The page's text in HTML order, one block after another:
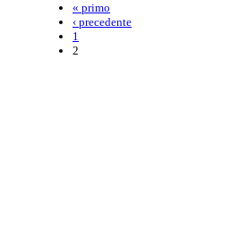
« primo
‹ precedente
1
2